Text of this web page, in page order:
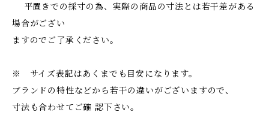
平置きでの採寸の為、実際の商品の寸法とは若干差がある
場合がござい
ますのでご了承ください。
※ サイズ表記はあくまでも目安になります。
ブランドの特性などから若干の違いがございますので、
寸法も合わせてご確 認下さい。